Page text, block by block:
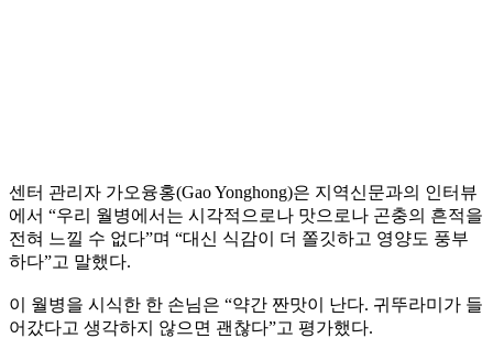
센터 관리자 가오융홍(Gao Yonghong)은 지역신문과의 인터뷰
에서 “우리 월병에서는 시각적으로나 맛으로나 곤충의 흔적을
전혀 느낄 수 없다”며 “대신 식감이 더 쫄깃하고 영양도 풍부
하다”고 말했다.
이 월병을 시식한 한 손님은 “약간 짠맛이 난다. 귀뚜라미가 들
어갔다고 생각하지 않으면 괜찮다”고 평가했다.